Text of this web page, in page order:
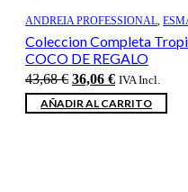
ANDREIA PROFESSIONAL,
Coleccion Completa
COCO DE REGALO
43,68€ El
precio
original
36,06 €El
precio
actual
IVA Incl.
AÑADIR AL CARRITO